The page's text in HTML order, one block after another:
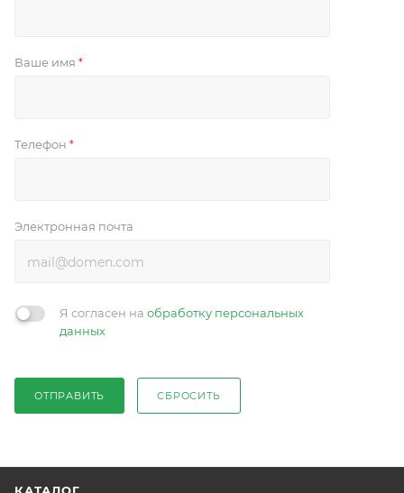
Ваше имя *
Телефон *
Электронная почта
Я согласен на обработку персональных
данных
ОТПРАВИТЬ СБРОСИТЬ